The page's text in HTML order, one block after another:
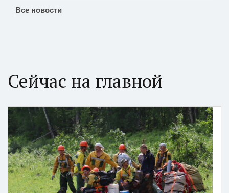
Все новости
Сейчас на главной